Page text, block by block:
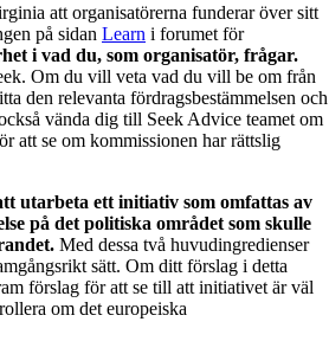
att organisatörerna funderar över sitt
på sidan Learn i forumet för
i vad du, som organisatör, frågar.
Om du vill veta vad du vill be om från
den relevanta fördragsbestämmelsen och
vända dig till Seek Advice teamet om
att se om kommissionen har rättslig
utarbeta ett initiativ som omfattas av
på det politiska området som skulle
Med dessa två huvudingredienser
sätt. Om ditt förslag i detta
förslag för att se till att initiativet är väl
om det europeiska